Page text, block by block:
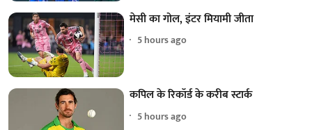
मेसी का गोल, इंटर मियामी जीता
5 hours ago
कपिल के रिकॉर्ड के करीब स्टार्क
5 hours ago